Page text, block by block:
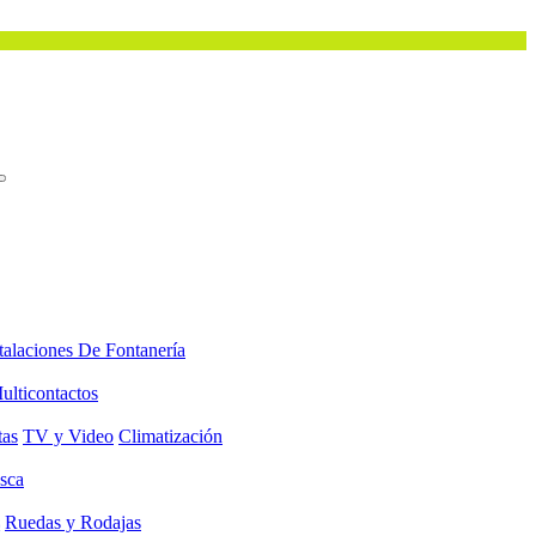
De Fontanería
TV y Video Climatización
Ruedas y Rodajas